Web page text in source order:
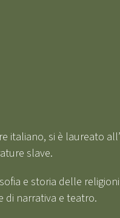
italiano, si è laureato
slave.
e storia delle
di narrativa e teatro.